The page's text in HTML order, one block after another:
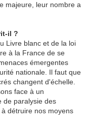
majeure, leur nombre a
il ?
Livre blanc et de la loi
à la France de se
émergentes
nationale. Il faut que
changent d'échelle.
face à un
de paralysie des
détruire nos moyens